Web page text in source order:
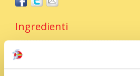
Ingredienti
1 kg di patate farinose